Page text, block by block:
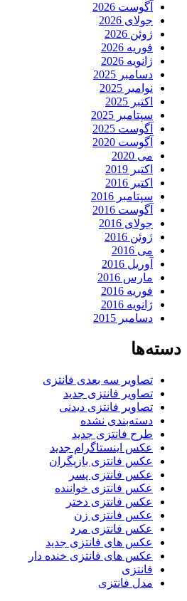
آگوست 2026
جولای 2026
ژوئن 2026
فوریه 2026
ژانویه 2026
دسامبر 2025
نوامبر 2025
اکتبر 2025
سپتامبر 2025
آگوست 2025
آگوست 2020
می 2020
اکتبر 2019
اکتبر 2016
سپتامبر 2016
آگوست 2016
جولای 2016
ژوئن 2016
می 2016
آوریل 2016
مارس 2016
فوریه 2016
ژانویه 2016
دسامبر 2015
دسته‌ها
تصاویر سه بعدی فانتزی
تصاویر فانتزی جدید
تصاویر فانتزی دیدنی
دسته‌بندی نشده
طرح فانتزی جدید
عکس اینستاگرام جدید
عکس فانتزی بازیگران
عکس فانتزی پسر
عکس فانتزی خواننده
عکس فانتزی دختر
عکس فانتزی زن
عکس فانتزی مرد
عکس های فانتزی جدید
عکس های فانتزی خنده دار
فانتزی
مدل فانتزی